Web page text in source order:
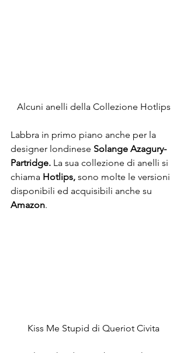
Alcuni anelli della Collezione Hotlips
Labbra in primo piano anche per la
designer londinese Solange Azagury-
Partridge. La sua collezione di anelli si
chiama Hotlips, sono molte le versioni
disponibili ed acquisibili anche su
Amazon.
Kiss Me Stupid di Queriot Civita